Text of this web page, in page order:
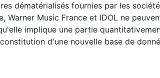
dématérialisés fournies par les
Warner Music France et IDOL ne
implique une partie
d'une nouvelle base de